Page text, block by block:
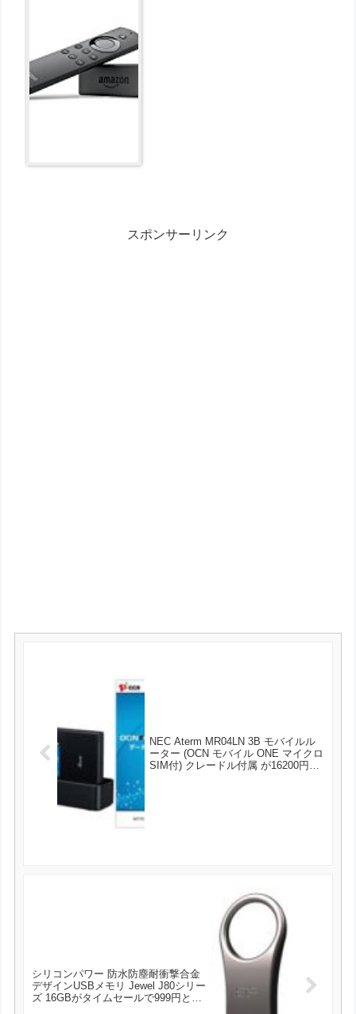
スポンサーリンク
NEC Aterm MR04LN 3B モバイルル
ーター (OCN モバイル ONE マイクロ
SIM付) クレードル付属 が16200円と
シリコンパワー 防水防塵耐衝撃合金
デザインUSBメモリ Jewel J80シリー
ズ 16GBがタイムセールで999円とお